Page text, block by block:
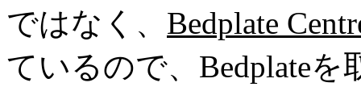
ではなく、 Bedplate
ているので、Bedplate